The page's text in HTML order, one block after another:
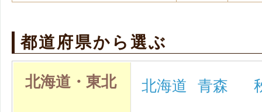
都道府県から選ぶ
北海道・東北 北海道 青森